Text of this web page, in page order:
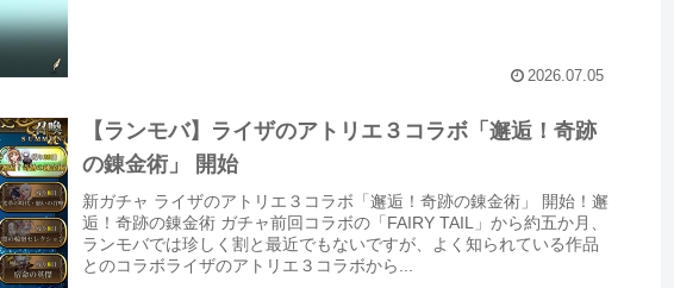
2026.07.05
【ランモバ】ライザのアトリエ３コラボ「邂逅！奇跡
の錬金術」 開始
新ガチャ ライザのアトリエ３コラボ「邂逅！奇跡の錬金術」 開始！邂
逅！奇跡の錬金術 ガチャ前回コラボの「FAIRY TAIL」から約五か月、
ランモバでは珍しく割と最近でもないですが、よく知られている作品
とのコラボライザのアトリエ３コラボから...